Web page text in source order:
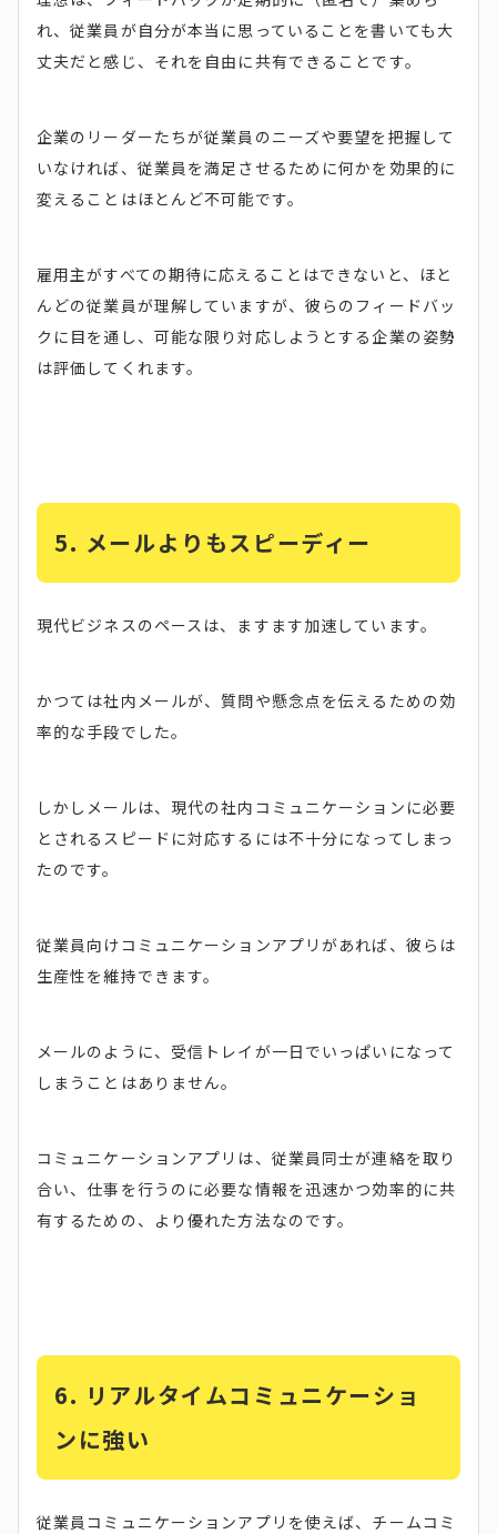
れ、従業員が自分が本当に思っていることを書いても大
丈夫だと感じ、それを自由に共有できることです。
企業のリーダーたちが従業員のニーズや要望を把握して
いなければ、従業員を満足させるために何かを効果的に
変えることはほとんど不可能です。
雇用主がすべての期待に応えることはできないと、ほと
んどの従業員が理解していますが、彼らのフィードバッ
クに目を通し、可能な限り対応しようとする企業の姿勢
は評価してくれます。
5. メールよりもスピーディー
現代ビジネスのペースは、ますます加速しています。
かつては社内メールが、質問や懸念点を伝えるための効
率的な手段でした。
しかしメールは、現代の社内コミュニケーションに必要
とされるスピードに対応するには不十分になってしまっ
たのです。
従業員向けコミュニケーションアプリがあれば、彼らは
生産性を維持できます。
メールのように、受信トレイが一日でいっぱいになって
しまうことはありません。
コミュニケーションアプリは、従業員同士が連絡を取り
合い、仕事を行うのに必要な情報を迅速かつ効率的に共
有するための、より優れた方法なのです。
6. リアルタイムコミュニケーショ
ンに強い
従業員コミュニケーションアプリを使えば、チームコミ